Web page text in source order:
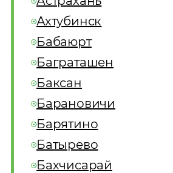
Ахтубинск
Бабаюрт
Баграташен
Баксан
Барановичи
Барятино
Батырево
Бахчисарай